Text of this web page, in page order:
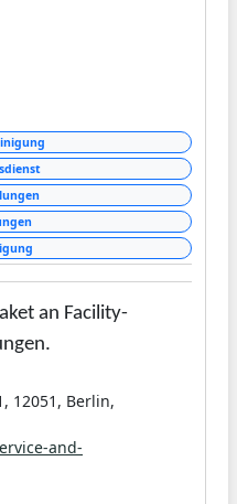
an Facility-
12051, Berlin,
and-